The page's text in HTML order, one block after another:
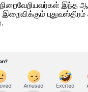
இந்த
புதுவஸ்திரம்